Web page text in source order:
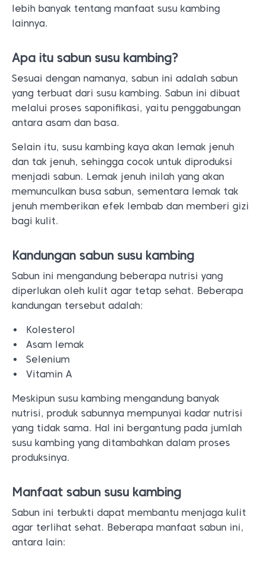
lebih banyak tentang manfaat susu kambing
lainnya.
Apa itu sabun susu kambing?
Sesuai dengan namanya, sabun ini adalah sabun
yang terbuat dari susu kambing. Sabun ini dibuat
melalui proses saponifikasi, yaitu penggabungan
antara asam dan basa.
Selain itu, susu kambing kaya akan lemak jenuh
dan tak jenuh, sehingga cocok untuk diproduksi
menjadi sabun. Lemak jenuh inilah yang akan
memunculkan busa sabun, sementara lemak tak
jenuh memberikan efek lembab dan memberi gizi
bagi kulit.
Kandungan sabun susu kambing
Sabun ini mengandung beberapa nutrisi yang
diperlukan oleh kulit agar tetap sehat. Beberapa
kandungan tersebut adalah:
Kolesterol
Asam lemak
Selenium
Vitamin A
Meskipun susu kambing mengandung banyak
nutrisi, produk sabunnya mempunyai kadar nutrisi
yang tidak sama. Hal ini bergantung pada jumlah
susu kambing yang ditambahkan dalam proses
produksinya.
Manfaat sabun susu kambing
Sabun ini terbukti dapat membantu menjaga kulit
agar terlihat sehat. Beberapa manfaat sabun ini,
antara lain: